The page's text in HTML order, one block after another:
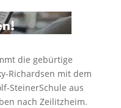
die gebürtige
Richardsen mit dem
SteinerSchule aus
nach Zeilitzheim.